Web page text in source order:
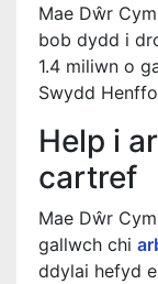
Mae Dŵr
bob dydd i
1.4 miliwn o
Swydd
Help i
cartref
Mae Dŵr
gallwch chi
ddylai hefyd